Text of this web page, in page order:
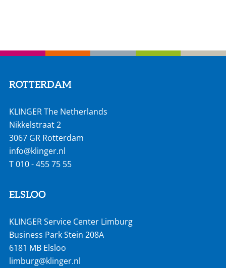
ROTTERDAM
KLINGER The Netherlands
Nikkelstraat 2
3067 GR Rotterdam
info@klinger.nl
T010 - 455 75 55
ELSLOO
KLINGER Service Center Limburg
Business Park Stein 208A
6181 MB Elsloo
limburg@klinger.nl